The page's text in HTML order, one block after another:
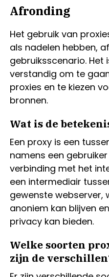
Afronding
Het gebruik van
als nadelen hebben,
gebruiksscenario. Het
verstandig om te
proxies en te kiezen
bronnen.
Wat is de
Een proxy is een
namens een
verbinding met het
een intermediair
gewenste webserver,
anoniem kan blijven
privacy kan bieden.
Welke soorten
zijn de